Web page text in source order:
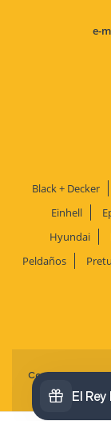
e-
Black + Decker
Einhell
Hyundai
Peldaños
Copyright El Rey